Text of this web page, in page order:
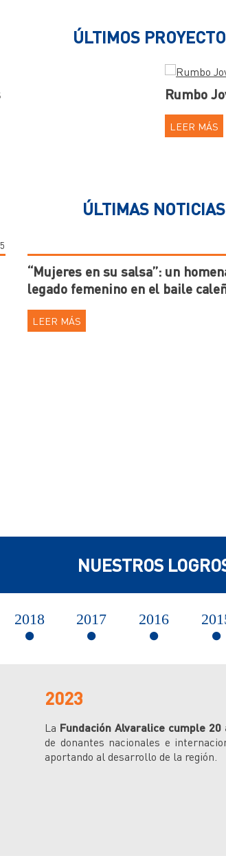
ÚLTIMOS
Rumbo
LEER MÁS
ÚLTIMAS NOTICIAS
“Mujeres en su salsa”: un
legado femenino en el baile
LEER MÁS
NUESTROS
2018 2017 2016
2023
La Fundación Alvaralice cumple 20
de donantes nacionales e
aportando al desarrollo de la región.